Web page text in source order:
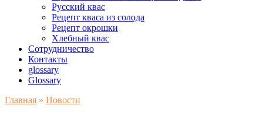
Русский квас
Рецепт кваса из солода
Рецепт окрошки
Хлебный квас
Сотрудничество
Контакты
glossary
Glossary
Главная » Новости